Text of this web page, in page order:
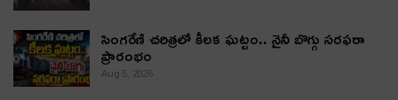
సింగరేణి చరిత్రలో కీలక ఘట్టం.. నైనీ బొగ్గు సరఫరా
ప్రారంభం
Aug 5, 2026